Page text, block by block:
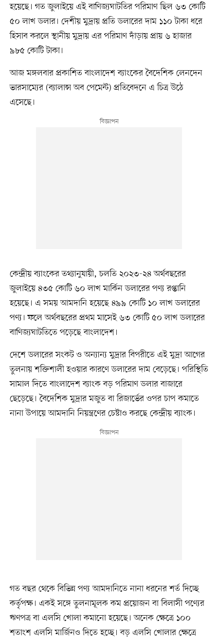
হয়েছে। গত জুলাইয়ে এই বাণিজ্যঘাটতির পরিমাণ ছিল ৬৩ কোটি
৫০ লাখ ডলার। দেশীয় মুদ্রায় প্রতি ডলারের দাম ১১০ টাকা ধরে
হিসাব করলে স্থানীয় মুদ্রায় এর পরিমাণ দাঁড়ায় প্রায় ৬ হাজার
৯৮৫ কোটি টাকা।
আজ মঙ্গলবার প্রকাশিত বাংলাদেশ ব্যাংকের বৈদেশিক লেনদেন
ভারসাম্যের (ব্যালান্স অব পেমেন্ট) প্রতিবেদনে এ চিত্র উঠে
এসেছে।
কেন্দ্রীয় ব্যাংকের তথ্যানুযায়ী, চলতি ২০২৩-২৪ অর্থবছরের
জুলাইয়ে ৪৩৫ কোটি ৬০ লাখ মার্কিন ডলারের পণ্য রপ্তানি
হয়েছে। এ সময় আমদানি হয়েছে ৪৯৯ কোটি ১০ লাখ ডলারের
পণ্য। ফলে অর্থবছরের প্রথম মাসেই ৬৩ কোটি ৫০ লাখ ডলারের
বাণিজ্যঘাটতিতে পড়েছে বাংলাদেশ।
দেশে ডলারের সংকট ও অন্যান্য মুদ্রার বিপরীতে এই মুদ্রা আগের
তুলনায় শক্তিশালী হওয়ার কারণে ডলারের দাম বেড়েছে। পরিস্থিতি
সামাল দিতে বাংলাদেশ ব্যাংক বড় পরিমাণ ডলার বাজারে
ছেড়েছে। বৈদেশিক মুদ্রার মজুত বা রিজার্ভের ওপর চাপ কমাতে
নানা উপায়ে আমদানি নিয়ন্ত্রণের চেষ্টাও করছে কেন্দ্রীয় ব্যাংক।
গত বছর থেকে বিভিন্ন পণ্য আমদানিতে নানা ধরনের শর্ত দিচ্ছে
কর্তৃপক্ষ। একই সঙ্গে তুলনামূলক কম প্রয়োজন বা বিলাসী পণ্যের
ঋণপত্র বা এলসি খোলা কমানো হয়েছে। অনেক ক্ষেত্রে ১০০
শতাংশ এলসি মার্জিনও দিতে হচ্ছে। বড় এলসি খোলার ক্ষেত্রে